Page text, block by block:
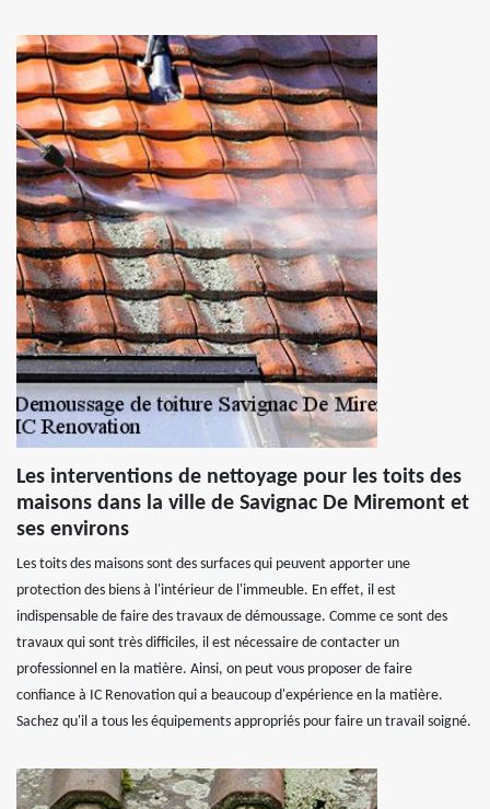
Les interventions de nettoyage pour les toits des
maisons dans la ville de Savignac De Miremont et
ses environs
Les toits des maisons sont des surfaces qui peuvent apporter une
protection des biens à l'intérieur de l'immeuble. En effet, il est
indispensable de faire des travaux de démoussage. Comme ce sont des
travaux qui sont très difficiles, il est nécessaire de contacter un
professionnel en la matière. Ainsi, on peut vous proposer de faire
confiance à IC Renovation qui a beaucoup d'expérience en la matière.
Sachez qu'il a tous les équipements appropriés pour faire un travail soigné.